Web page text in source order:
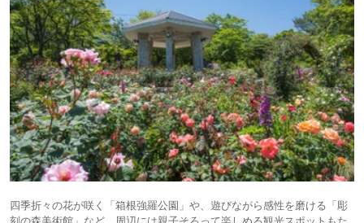
四季折々の花が咲く「箱根強羅公園」や、遊びながら感性を磨ける「彫